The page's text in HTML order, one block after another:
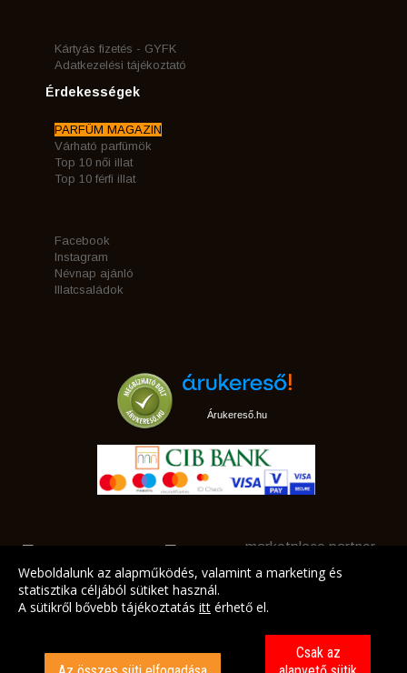
Kártyás fizetés - GYFK
Adatkezelési tájékoztató
Érdekességek
PARFÜM MAGAZIN
Várható parfümök
Top 10 női illat
Top 10 férfi illat
Facebook
Instagram
Névnap ajánló
Illatcsaládok
Árukereső.hu
marketplace partner
Weboldalunk az alapműködés, valamint a marketing és
statisztika céljából sütiket használ.
A sütikről bővebb tájékoztatás itt érhető el.
Csak az